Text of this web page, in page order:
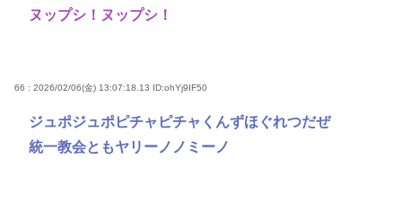
ヌップシ！ヌップシ！
66 : 2026/02/06(金) 13:07:18.13 ID:ohYj9IF50
ジュポジュポピチャピチャくんずほぐれつだぜ
統一教会ともヤリーノノミーノ